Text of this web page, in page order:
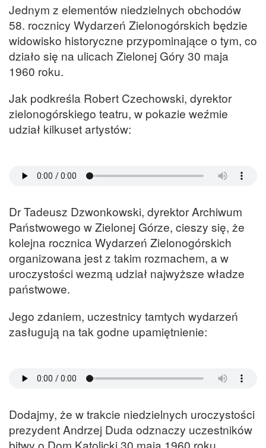
Jednym z elementów niedzielnych obchodów
58. rocznicy Wydarzeń Zielonogórskich będzie
widowisko historyczne przypominające o tym, co
działo się na ulicach Zielonej Góry 30 maja
1960 roku.
Jak podkreśla Robert Czechowski, dyrektor
zielonogórskiego teatru, w pokazie weźmie
udział kilkuset artystów:
Dr Tadeusz Dzwonkowski, dyrektor Archiwum
Państwowego w Zielonej Górze, cieszy się, że
kolejna rocznica Wydarzeń Zielonogórskich
organizowana jest z takim rozmachem, a w
uroczystości wezmą udział najwyższe władze
państwowe.
Jego zdaniem, uczestnicy tamtych wydarzeń
zasługują na tak godne upamiętnienie:
Dodajmy, że w trakcie niedzielnych uroczystości
prezydent Andrzej Duda odznaczy uczestników
bitwy o Dom Katolicki 30 maja 1960 roku.